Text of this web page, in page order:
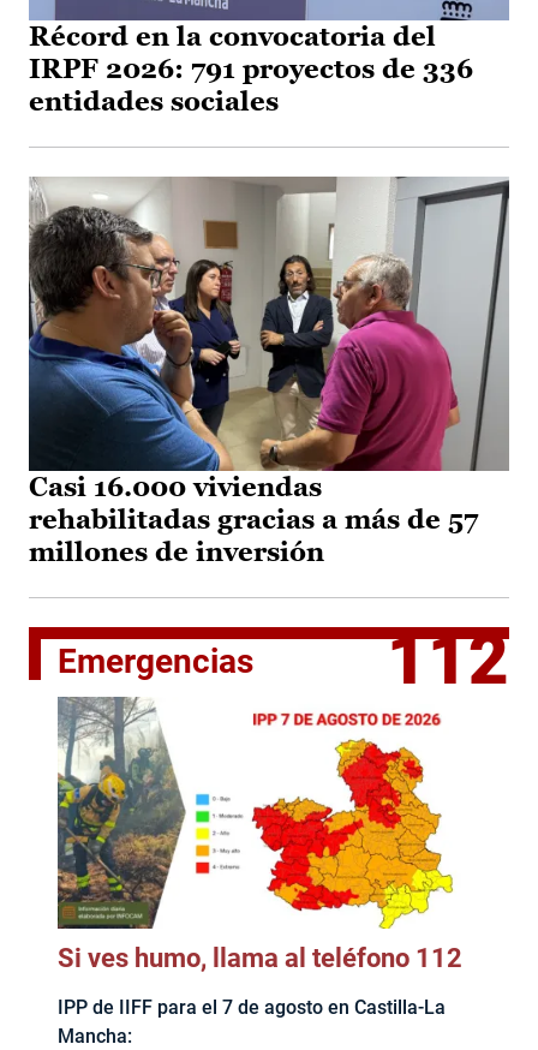
Récord en la convocatoria del
IRPF 2026: 791 proyectos de 336
entidades sociales
Casi 16.000 viviendas
rehabilitadas gracias a más de 57
millones de inversión
Emergencias 112
Si ves humo, llama al teléfono 112
IPP de IIFF para el 7 de agosto en Castilla-La
Mancha: